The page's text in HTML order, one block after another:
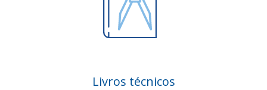
Livros técnicos